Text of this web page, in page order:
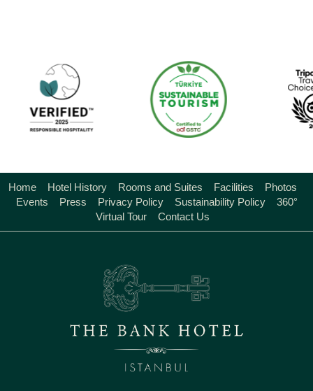
Home Hotel History Rooms and Suites Facilities
Photos
Events
Press Privacy Policy Sustainability Policy
360°
Virtual Tour
Contact Us